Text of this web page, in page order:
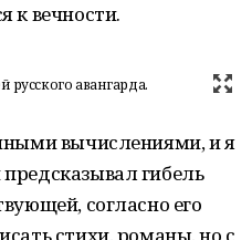
к вечности.
авангарда.
вычислениями, и я
гибель
согласно его